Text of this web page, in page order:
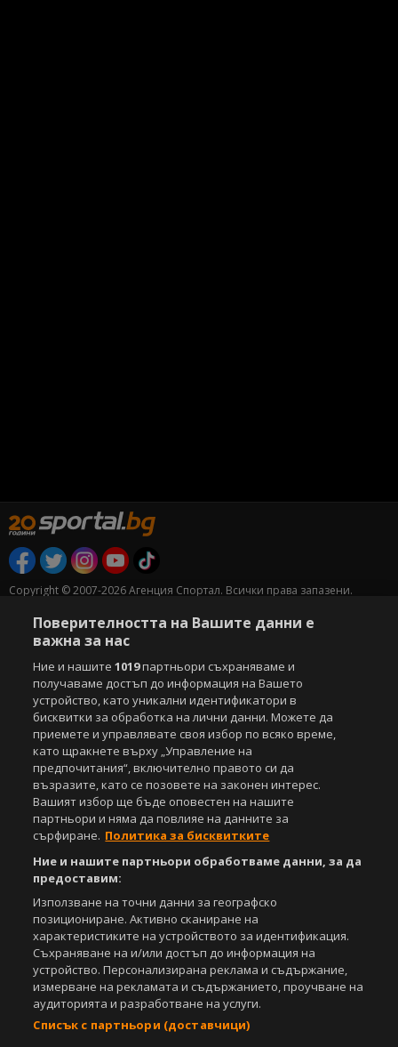
Copyright © 2007-2026 Агенция Спортал. Всички права запазени.
За нас Екип За рекламa
Етични правила на НСС
Управление на предпочитания
Съдържанието на този уеб сайт и технологиите, използвани в него, са
под закрила на Закона за авторското право и сродните му права.
Всички статии, репортажи, интервюта и други текстови, графични и
видео материали, публикувани в сайта, са собственост на Агенция
Спортал, освен ако изрично е посочено друго. Допуска се
публикуване на текстови материали само след писмено съгласие на
Агенция Спортал, посочване на източника и добавяне на линк към
www.sportal.bg. Използването на графични и видео материали,
публикувани в сайта, е строго забранено. Нарушителите ще бъдат
санкционирани с цялата строгост на закона.
Android
Powered by:
Поверителността на Вашите данни е
важна за нас
Ние и нашите1019партньори съхраняваме и
получаваме достъп до информация на Вашето
устройство, като уникални идентификатори в
бисквитки за обработка на лични данни. Можете да
приемете и управлявате своя избор по всяко време,
като щракнете върху „Управление на
предпочитания“, включително правото си да
възразите, като се позовете на законен интерес.
Вашият избор ще бъде оповестен на нашите
партньори и няма да повлияе на данните за
сърфиране. Политика за бисквитките
Ние и нашите партньори обработваме данни, за да
предоставим:
Използване на точни данни за географско
позициониране. Активно сканиране на
характеристиките на устройството за идентификация.
Съхраняване на и/или достъп до информация на
устройство. Персонализирана реклама и съдържание,
измерване на рекламата и съдържанието, проучване на
аудиторията и разработване на услуги.
Списък с партньори (доставчици)